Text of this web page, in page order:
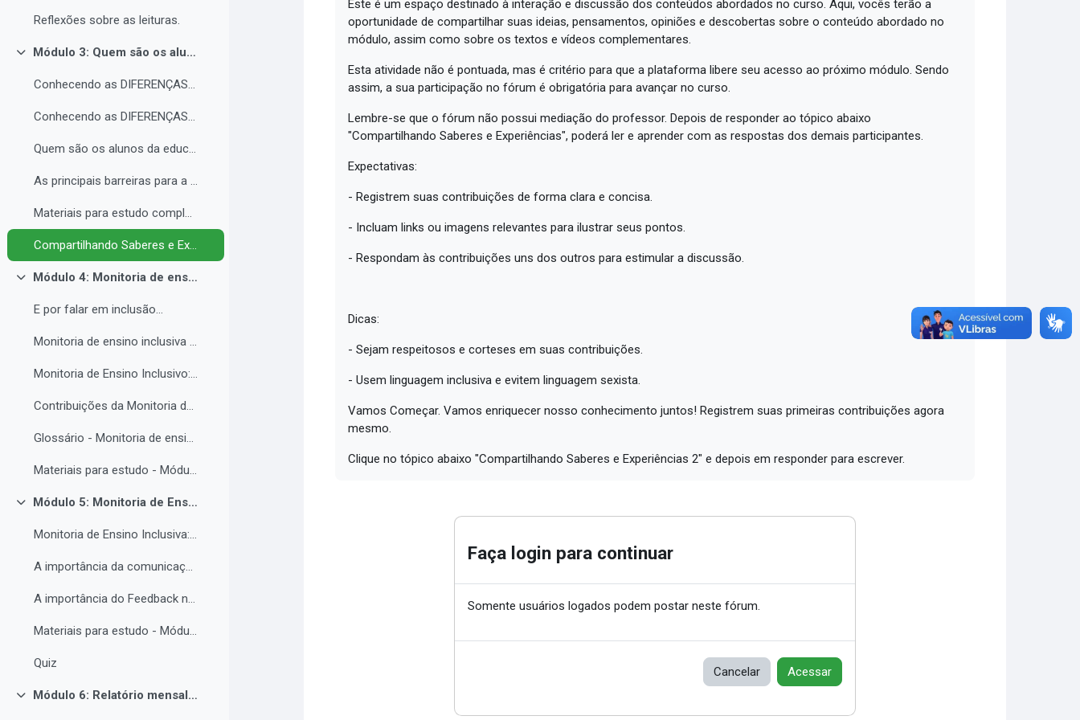
Reflexões sobre as leituras.
Contrair
Módulo 3: Quem são os alunos da educação inclusiva.
Conhecendo as DIFERENÇAS para promover a IGUALDADE com EQUIDADE.
Conhecendo as DIFERENÇAS para promover a IGUALDADE com EQUIDADE.
Quem são os alunos da educação inclusiva.
As principais barreiras para a inclusão.
Materiais para estudo complementar - Módulo 3.
Compartilhando Saberes e Experiências. 2
Contrair
Módulo 4: Monitoria de ensino inclusiva no processo formativo de estudantes com Necessidades Educacionais Específicas - NEE no contexto da Educação Profissional e Tecnológica.
E por falar em inclusão...
Monitoria de ensino inclusiva junto a estudante com Necessidades Educacionais Específicas - NEE no contexto da Educação Profissional e Tecnológica.
Monitoria de Ensino Inclusivo: Conceitos e Objetivos.
Contribuições da Monitoria de ensino inclusiva para o estudante com Necessidades Educacionais Específicas.
Glossário - Monitoria de ensino e educação inclusiva.
Materiais para estudo - Módulo 4.
Contrair
Módulo 5: Monitoria de Ensino Inclusiva, comunicação e feedback.
Monitoria de Ensino Inclusiva: comunicação e feedback.
A importância da comunicação entre o(a) monitor(a) e o estudantes PNE.
A importância do Feedback na monitoria de ensino inclusiva.
Materiais para estudo - Módulo 5.
Quiz
Contrair
Módulo 6: Relatório mensal de atividades da Monitoria de ensino inclusiva.
Este é um espaço destinado à interação e discussão dos conteúdos abordados no curso. Aqui, vocês terão a
oportunidade de compartilhar suas ideias, pensamentos, opiniões e descobertas sobre o conteúdo abordado no
módulo, assim como sobre os textos e vídeos complementares.
Esta atividade não é pontuada, mas é critério para que a plataforma libere seu acesso ao próximo módulo. Sendo
assim, a sua participação no fórum é obrigatória para avançar no curso.
Lembre-se que o fórum não possui mediação do professor. Depois de responder ao tópico abaixo
"Compartilhando Saberes e Experiências", poderá ler e aprender com as respostas dos demais participantes.
Expectativas:
- Registrem suas contribuições de forma clara e concisa.
- Incluam links ou imagens relevantes para ilustrar seus pontos.
- Respondam às contribuições uns dos outros para estimular a discussão.
Dicas:
- Sejam respeitosos e corteses em suas contribuições.
- Usem linguagem inclusiva e evitem linguagem sexista.
Vamos Começar. Vamos enriquecer nosso conhecimento juntos! Registrem suas primeiras contribuições agora
mesmo.
Clique no tópico abaixo "Compartilhando Saberes e Experiências 2" e depois em responder para escrever.
Faça login para continuar
Somente usuários logados podem postar neste fórum.
Cancelar Acessar